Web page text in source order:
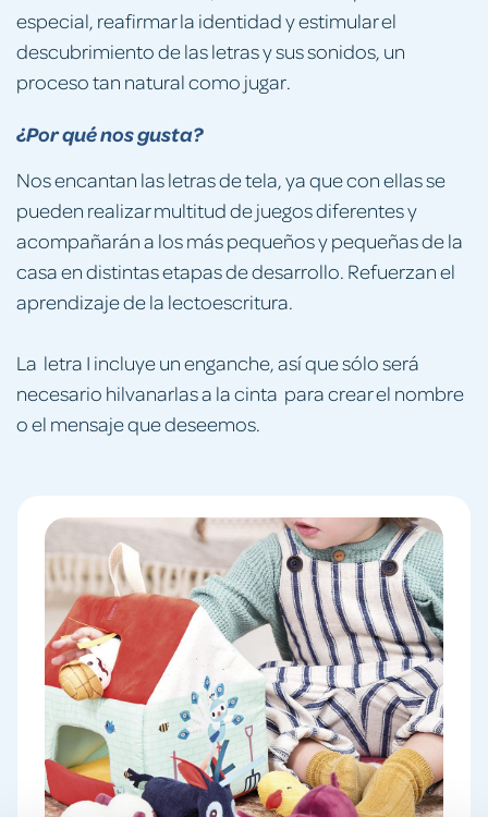
especial, reafirmar la identidad y estimular el
descubrimiento de las letras y sus sonidos, un
proceso tan natural como jugar.
¿Por qué nos gusta?
Nos encantan las letras de tela, ya que con ellas se
pueden realizar multitud de juegos diferentes y
acompañarán a los más pequeños y pequeñas de la
casa en distintas etapas de desarrollo. Refuerzan el
aprendizaje de la lectoescritura.
La letra I incluye un enganche, así que sólo será
necesario hilvanarlas a la cinta para crear el nombre
o el mensaje que deseemos.